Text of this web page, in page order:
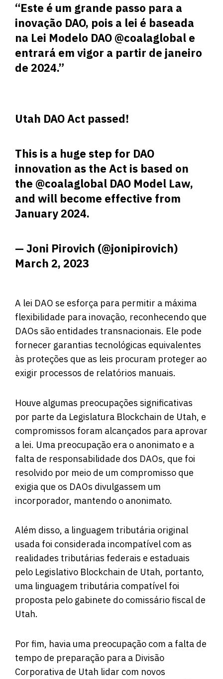
“Este é um grande passo para a
inovação DAO, pois a lei é baseada
na Lei Modelo DAO @coalaglobal e
entrará em vigor a partir de janeiro
de 2024.”
Utah DAO Act passed!
This is a huge step for DAO
innovation as the Act is based on
the @coalaglobal DAO Model Law,
and will become effective from
January 2024.
— Joni Pirovich (@jonipirovich)
March 2, 2023
A lei DAO se esforça para permitir a máxima
flexibilidade para inovação, reconhecendo que
DAOs são entidades transnacionais. Ele pode
fornecer garantias tecnológicas equivalentes
às proteções que as leis procuram proteger ao
exigir processos de relatórios manuais.
Houve algumas preocupações significativas
por parte da Legislatura Blockchain de Utah, e
compromissos foram alcançados para aprovar
a lei. Uma preocupação era o anonimato e a
falta de responsabilidade dos DAOs, que foi
resolvido por meio de um compromisso que
exigia que os DAOs divulgassem um
incorporador, mantendo o anonimato.
Além disso, a linguagem tributária original
usada foi considerada incompatível com as
realidades tributárias federais e estaduais
pelo Legislativo Blockchain de Utah, portanto,
uma linguagem tributária compatível foi
proposta pelo gabinete do comissário fiscal de
Utah.
Por fim, havia uma preocupação com a falta de
tempo de preparação para a Divisão
Corporativa de Utah lidar com novos